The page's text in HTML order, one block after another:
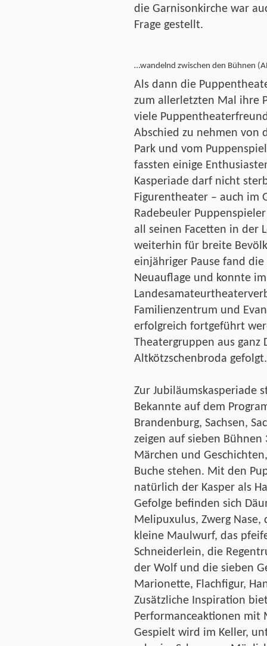
die Garnisonkirche war
Frage gestellt.
…wandelnd zwischen den Bühnen
Als dann die
zum allerletzten Mal ihre
viele
Abschied zu nehmen von
Park und vom
fassten einige
Kasperiade darf nicht
Figurentheater – auch im
Radebeuler
all seinen Facetten in der
weiterhin für breite
einjähriger Pause fand
Neuauflage und konnte
Familienzentrum und
erfolgreich fortgeführt
Theatergruppen aus ganz
Altkötzschenbroda gefolgt.
Zur Jubiläumskasperiade
Bekannte auf dem
Brandenburg, Sachsen,
zeigen auf sieben
Märchen und
Buche stehen. Mit den
natürlich der Kasper als
Gefolge befinden sich
Melipuxulus, Zwerg Nase,
kleine Maulwurf, das
Schneiderlein, die
der Wolf und die sieben
Marionette, Flachfigur,
Zusätzliche Inspiration
Performanceaktionen mit
Gespielt wird im Keller,